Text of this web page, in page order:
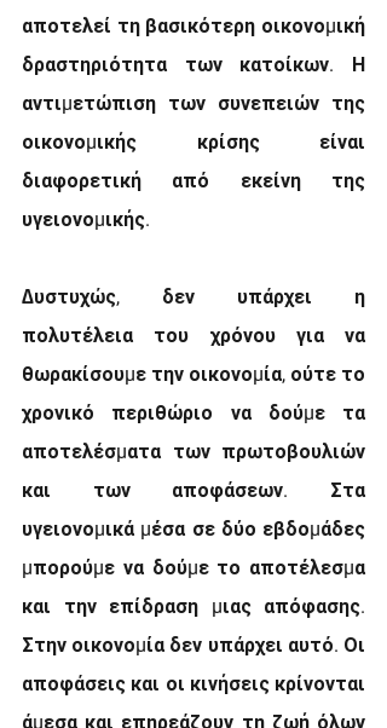
αποτελεί τη βασικότερη οικονοµική
δραστηριότητα των κατοίκων. Η
αντιµετώπιση των συνεπειών της
οικονοµικής κρίσης είναι
διαφορετική από εκείνη της
υγειονοµικής.
∆υστυχώς, δεν υπάρχει η
πολυτέλεια του χρόνου για να
θωρακίσουµε την οικονοµία, ούτε το
χρονικό περιθώριο να δούµε τα
αποτελέσµατα των πρωτοβουλιών
και των αποφάσεων. Στα
υγειονοµικά µέσα σε δύο εβδοµάδες
µπορούµε να δούµε το αποτέλεσµα
και την επίδραση µιας απόφασης.
Στην οικονοµία δεν υπάρχει αυτό. Οι
αποφάσεις και οι κινήσεις κρίνονται
άµεσα και επηρεάζουν τη ζωή όλων